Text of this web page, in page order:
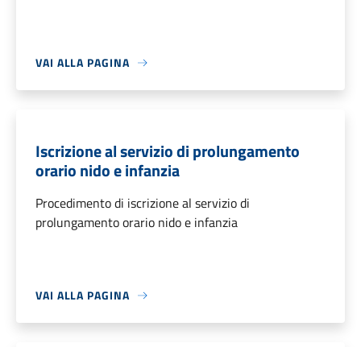
VAI ALLA PAGINA
Iscrizione al servizio di prolungamento
orario nido e infanzia
Procedimento di iscrizione al servizio di
prolungamento orario nido e infanzia
VAI ALLA PAGINA